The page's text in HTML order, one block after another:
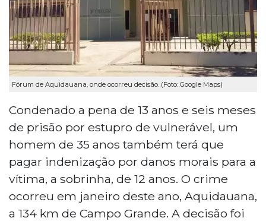
Fórum de Aquidauana, onde ocorreu decisão. (Foto: Google Maps)
Condenado a pena de 13 anos e seis meses
de prisão por estupro de vulnerável, um
homem de 35 anos também terá que
pagar indenização por danos morais para a
vítima, a sobrinha, de 12 anos. O crime
ocorreu em janeiro deste ano, Aquidauana,
a 134 km de Campo Grande. A decisão foi